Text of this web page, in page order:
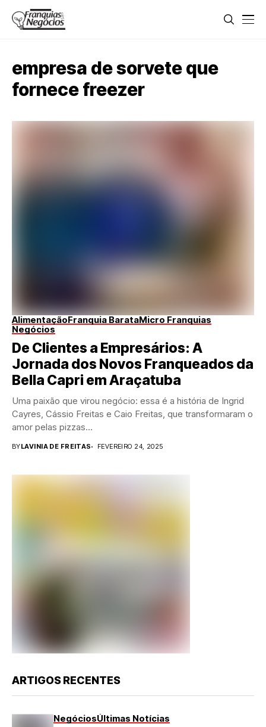
empresa de sorvete que
fornece freezer
AlimentaçãoFranquia BarataMicro Franquias
Negócios
De Clientes a Empresários: A
Jornada dos Novos Franqueados da
Bella Capri em Araçatuba
Uma paixão que virou negócio: essa é a história de Ingrid
Cayres, Cássio Freitas e Caio Freitas, que transformaram o
amor pelas pizzas...
BYLAVINIA DE FREITAS FEVEREIRO 24, 2025
ARTIGOS RECENTES
NegóciosÚltimas Notícias